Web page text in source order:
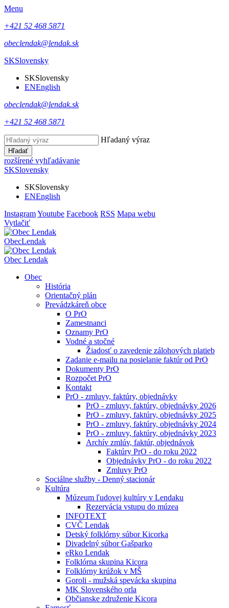
Menu
+421 52 468 5871
obeclendak@lendak.sk
SKSlovensky
SKSlovensky
ENEnglish
obeclendak@lendak.sk
+421 52 468 5871
Hľadaný výraz
Hľadať
rozšírené vyhľadávanie
SKSlovensky
SKSlovensky
ENEnglish
InstagramYoutube Facebook RSS Mapa webu
Vytlačiť
ObecLendak
Obec Lendak
Obec
História
Orientačný plán
Prevádzkáreň obce
O PrO
Zamestnanci
Oznamy PrO
Vodné a stočné
Žiadosť o zavedenie zálohových platieb
Zadanie e-mailu na posielanie faktúr od PrO
Dokumenty PrO
Rozpočet PrO
Kontakt
PrO - zmluvy, faktúry, objednávky
PrO - zmluvy, faktúry, objednávky 2026
PrO - zmluvy, faktúry, objednávky 2025
PrO - zmluvy, faktúry, objednávky 2024
PrO - zmluvy, faktúry, objednávky 2023
Archív zmlúv, faktúr, objednávok
Faktúry PrO - do roku 2022
Objednávky PrO - do roku 2022
Zmluvy PrO
Sociálne služby - Denný stacionár
Kultúra
Múzeum ľudovej kultúry v Lendaku
Rezervácia vstupu do múzea
INFOTEXT
CVČ Lendak
Detský folklórny súbor Kicorka
Divadelný súbor Gašparko
eRko Lendak
Folklórna skupina Kicora
Folklórny krúžok v MŠ
Goroli - mužská spevácka skupina
MK Slovenského orla
Občianske združenie Kicora